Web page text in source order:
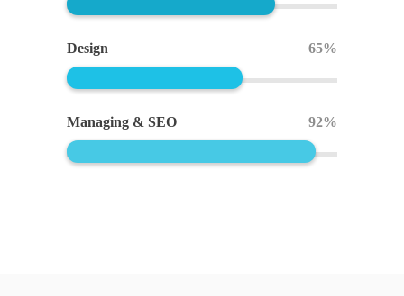
Design 65%
Managing & SEO 92%